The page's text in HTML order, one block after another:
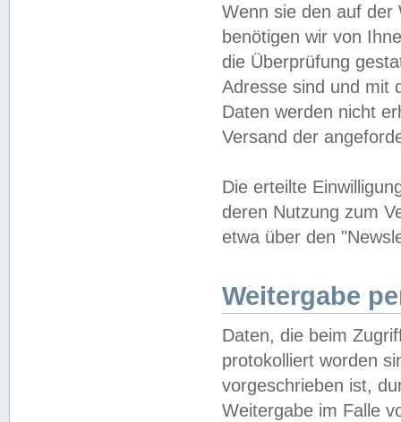
Wenn sie den auf der
benötigen wir von
die Überprüfung
Adresse sind und mit
Daten werden nicht
Versand der
Die erteilte
deren Nutzung zum
etwa über den
Weitergabe
Daten, die beim
protokolliert worden
vorgeschrieben ist,
Weitergabe im Falle